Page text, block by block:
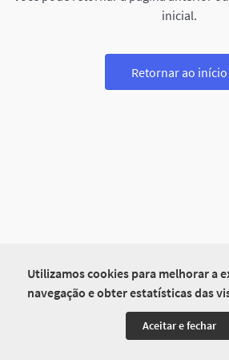
Utilizamos cookies para melhorar a
navegação e obter estatísticas das
Aceitar e fechar
inicial.
Retornar ao início